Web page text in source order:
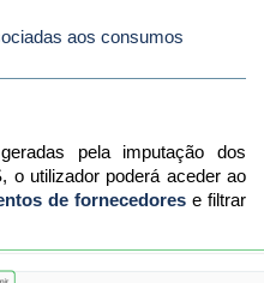
aos consumos
pela imputação dos
o utilizador poderá aceder ao
de fornecedores e filtrar